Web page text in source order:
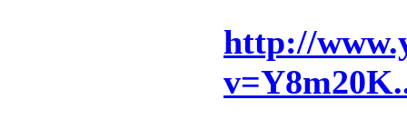
http://